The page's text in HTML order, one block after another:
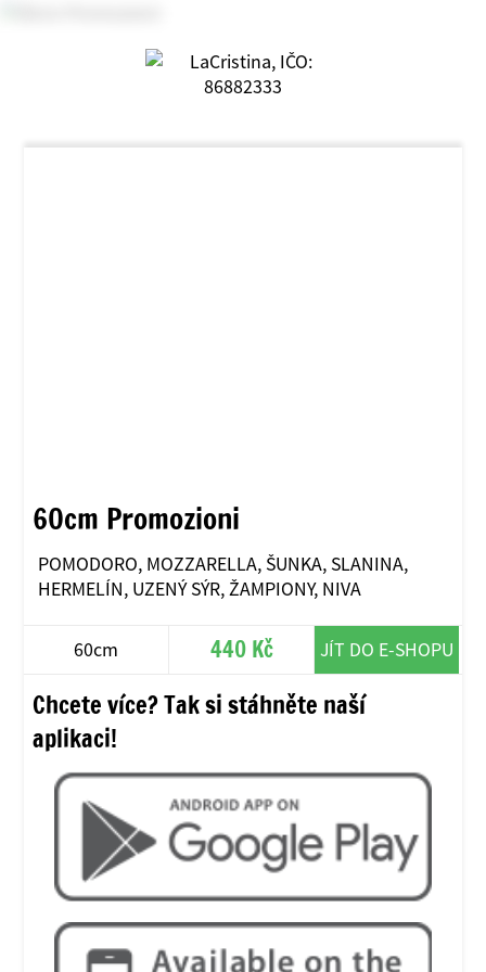
60cm Promozioni
POMODORO, MOZZARELLA, ŠUNKA, SLANINA,
HERMELÍN, UZENÝ SÝR, ŽAMPIONY, NIVA
60cm 440 Kč JÍT DO E-SHOPU
Chcete více? Tak si stáhněte naší
aplikaci!